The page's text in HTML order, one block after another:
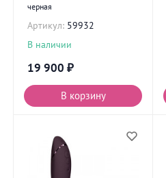
черная
Артикул: 59932
В наличии
19 900 ₽
В корзину